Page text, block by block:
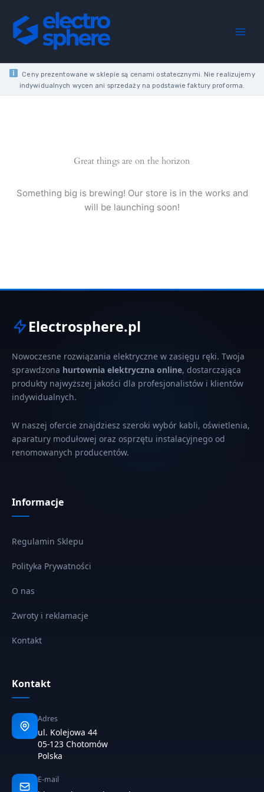
content
Ceny prezentowane w sklepie są cenami ostatecznymi. Nie realizujemy
indywidualnych wycen ani sprzedaży na podstawie faktury proforma.
Great things are on the horizon
Something big is brewing! Our store is in the works and
will be launching soon!
Electrosphere.pl
Nowoczesne rozwiązania elektryczne w zasięgu ręki. Twoja
sprawdzona hurtownia elektryczna online, dostarczająca
produkty najwyższej jakości dla profesjonalistów i klientów
indywidualnych.
W naszej ofercie znajdziesz szeroki wybór kabli, oświetlenia,
aparatury modułowej oraz osprzętu instalacyjnego od
renomowanych producentów.
Informacje
Regulamin Sklepu
Polityka Prywatności
O nas
Zwroty i reklamacje
Kontakt
Kontakt
Adres
ul. Kolejowa 44
05-123 Chotomów
Polska
E-mail
125A
4X
(11X
4X
(2X
FI0.75),